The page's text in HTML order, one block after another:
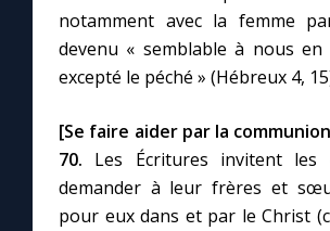
notamment avec la femme
devenu « semblable à nous
excepté le péché » (Hébreux 4,
[Se faire aider par la
70. Les Écritures invitent les
demander à leur frères et
pour eux dans et par le Christ